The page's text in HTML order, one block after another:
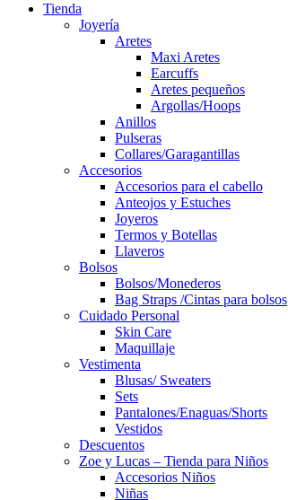
Tienda
Joyería
Aretes
Maxi Aretes
Earcuffs
Aretes pequeños
Argollas/Hoops
Anillos
Pulseras
Collares/Garagantillas
Accesorios
Accesorios para el cabello
Anteojos y Estuches
Joyeros
Termos y Botellas
Llaveros
Bolsos
Bolsos/Monederos
Bag Straps /Cintas para bolsos
Cuidado Personal
Skin Care
Maquillaje
Vestimenta
Blusas/ Sweaters
Sets
Pantalones/Enaguas/Shorts
Vestidos
Descuentos
Zoe y Lucas – Tienda para Niños
Accesorios Niños
Niñas